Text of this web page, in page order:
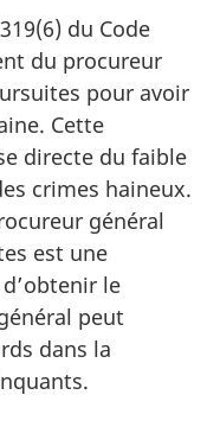
du Code
du procureur
pour avoir
Cette
directe du faible
crimes haineux.
général
est une
le
peut
dans la